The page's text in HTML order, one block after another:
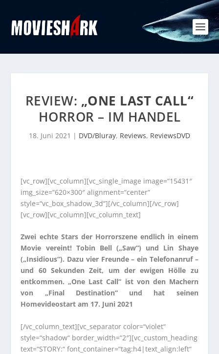
REVIEW: „ONE LAST CALL“
HORROR – IM HANDEL
18. Juni 2021 | DVD/Bluray, Reviews, ReviewsDVD
[vc_row][vc_column][vc_single_image image=“15431″
img_size=“620×300″ alignment=“center“
style=“vc_box_shadow_3d“][/vc_column][/vc_row]
[vc_row][vc_column][vc_column_text]
Zwei echte Stars der Horrorszene endlich in einem
Movie vereint! Tobin Bell („Saw“) und Lin Shaye
(„Insidious“). Dazu vier Freunde – ein Telefonanruf –
und 60 Sekunden Zeit, um der ewigen Hölle zu
entkommen. „One Last Call“ ist von den Machern
von „Final Destination“ und hat seinen
Homevideostart am 17. Juni 2021
[/vc_column_text][vc_separator color=“violet“
style=“shadow“ border_width=“2″][vc_custom_heading
text=“STORY:“ font_container=“tag:h4|text_align:left“